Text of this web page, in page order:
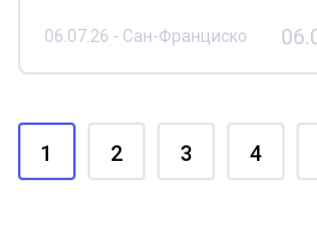
06.07.26 - Сан-Франциско
1 2 3 4